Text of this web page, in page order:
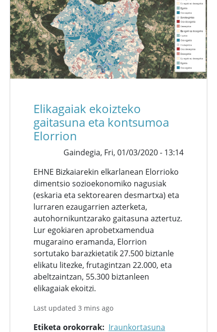
Elikagaiak ekoizteko
gaitasuna eta kontsumoa
Elorrion
Gaindegia, Fri, 01/03/2020 - 13:14
EHNE Bizkaiarekin elkarlanean Elorrioko
dimentsio sozioekonomiko nagusiak
(eskaria eta sektorearen desmartxa) eta
lurraren ezaugarrien azterketa,
autohornikuntzarako gaitasuna aztertuz.
Lur egokiaren aprobetxamendua
mugaraino eramanda, Elorrion
sortutako barazkietatik 27.500 biztanle
elikatu litezke, frutagintzan 22.000, eta
abeltzaintzan, 55.300 biztanleen
elikagaiak ekoitzi.
Last updated 3 mins ago
Etiketa orokorrak Iraunkortasuna